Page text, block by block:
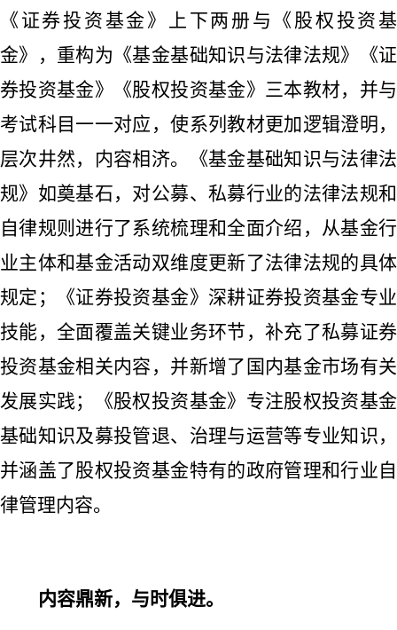
《证券投资基金》上下两册与《股权投资基
金》，重构为《基金基础知识与法律法规》《证
券投资基金》《股权投资基金》三本教材，并与
考试科目一一对应，使系列教材更加逻辑澄明，
层次井然，内容相济。《基金基础知识与法律法
规》如奠基石，对公募、私募行业的法律法规和
自律规则进行了系统梳理和全面介绍，从基金行
业主体和基金活动双维度更新了法律法规的具体
规定；《证券投资基金》深耕证券投资基金专业
技能，全面覆盖关键业务环节，补充了私募证券
投资基金相关内容，并新增了国内基金市场有关
发展实践；《股权投资基金》专注股权投资基金
基础知识及募投管退、治理与运营等专业知识，
并涵盖了股权投资基金特有的政府管理和行业自
律管理内容。
内容鼎新，与时俱进。